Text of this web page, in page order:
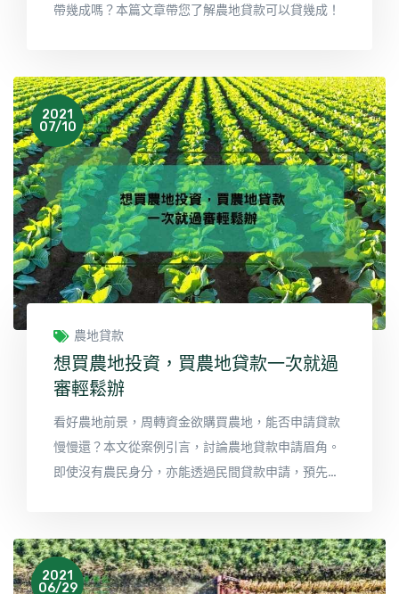
帶幾成嗎？本篇文章帶您了解農地貸款可以貸幾成！
2021
07/10
農地貸款
想買農地投資，買農地貸款一次就過
審輕鬆辦
看好農地前景，周轉資金欲購買農地，能否申請貸款
慢慢還？本文從案例引言，討論農地貸款申請眉角。
即使沒有農民身分，亦能透過民間貸款申請，預先農
2021
06/29